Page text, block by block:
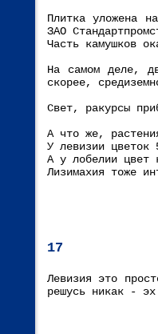
Плитка уложена
ЗАО
Часть камушков
На самом деле,
скорее,
Свет, ракурсы
А что же,
У левизии цветок
А у лобелии цвет
Лизимахия тоже
17
Левизия это
решусь никак -